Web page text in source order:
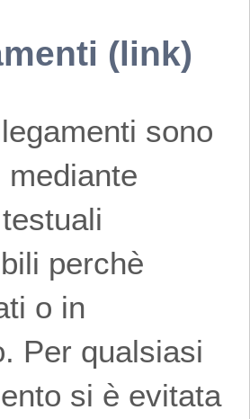
(link)
sono
perchè
o in
Per qualsiasi
si è evitata